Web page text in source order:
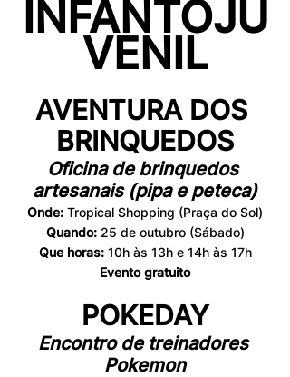
INFANTOJU
VENIL
AVENTURA DOS
BRINQUEDOS
Oficina de brinquedos
artesanais (pipa e peteca)
Onde: Tropical Shopping (Praça do Sol)
Quando: 25 de outubro (Sábado)
Que horas: 10h às 13h e 14h às 17h
Evento gratuito
POKEDAY
Encontro de treinadores
Pokemon